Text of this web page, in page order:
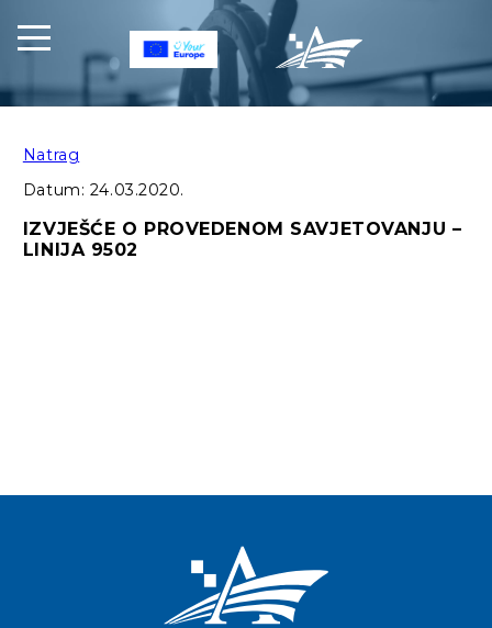
Natrag
Datum: 24.03.2020.
IZVJEŠĆE O PROVEDENOM SAVJETOVANJU –
LINIJA 9502